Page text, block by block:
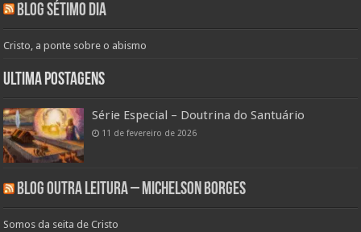
Blog Sétimo Dia
Cristo, a ponte sobre o abismo
Ultima Postagens
Série Especial – Doutrina do Santuário
11 de fevereiro de 2026
Blog Outra Leitura – Michelson Borges
Somos da seita de Cristo